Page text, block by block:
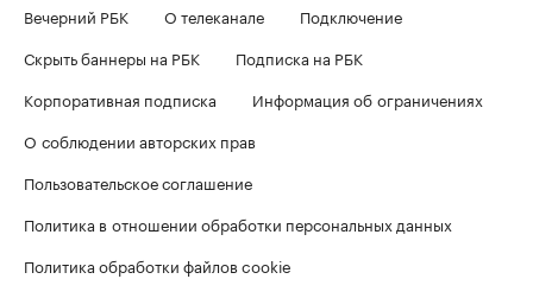
Вечерний РБК
О телеканале
Подключение
Скрыть баннеры на РБК
Подписка на РБК
Корпоративная подписка
Информация об ограничениях
О соблюдении авторских прав
Пользовательское соглашение
Политика в отношении обработки персональных данных
Политика обработки файлов cookie